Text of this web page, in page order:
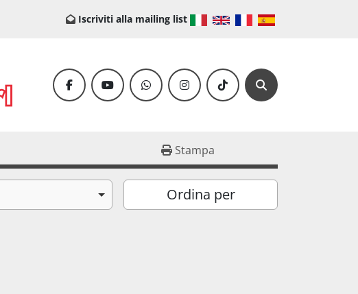
Iscriviti alla mailing list
facebookyoutubewhatsappinstagramtiktok Cerca
Stampa
Ordina per